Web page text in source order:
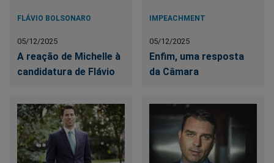
FLÁVIO BOLSONARO
05/12/2025
A reação de Michelle à
candidatura de Flávio
IMPEACHMENT
05/12/2025
Enfim, uma resposta
da Câmara